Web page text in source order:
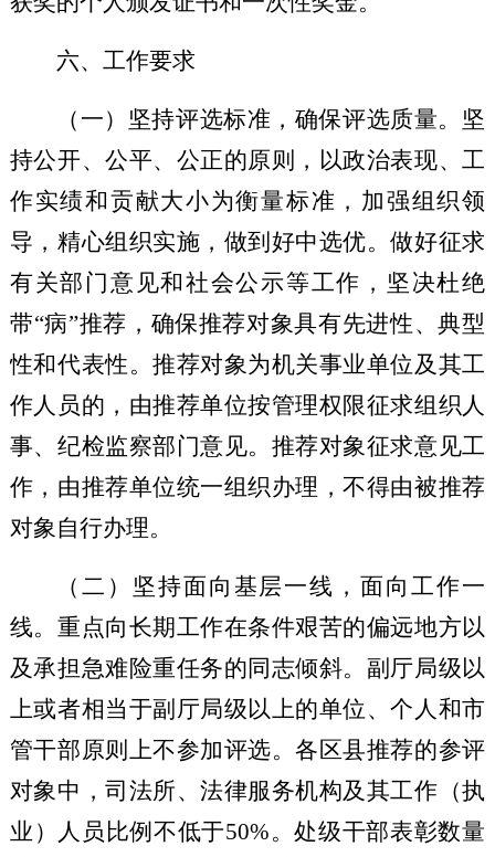
六、工作要求
（一）坚持评选标准，确保评选质量。 坚
持公开、公平、公正的原则，以政治表现、工
作实绩和贡献大小为衡量标准，加强组织领
导，精心组织实施，做到好中选优。做好征求
有关部门意见和社会公示等工作，坚决杜绝
带“病”推荐，确保推荐对象具有先进性、典型
性和代表性。推荐对象为机关事业单位及其工
作人员的，由推荐单位按管理权限征求组织人
事、纪检监察部门意见。推荐对象征求意见工
作，由推荐单位统一组织办理，不得由被推荐
对象自行办理。
（二）坚持面向基层一线，面向工作一
线。重点向长期工作在条件艰苦的偏远地方以
及承担急难险重任务的同志倾斜。 副厅局级以
上或者相当于副厅局级以上的单位、个人和市
管干部原则上不参加评选。各区县推荐的参评
对象 中，司法所、法律服务机构及其工作（执
业）人员比例 不低于50%。处级干部表彰数量